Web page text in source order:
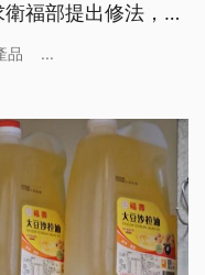
福部提出修法，以
上下游核對」。
品 ...